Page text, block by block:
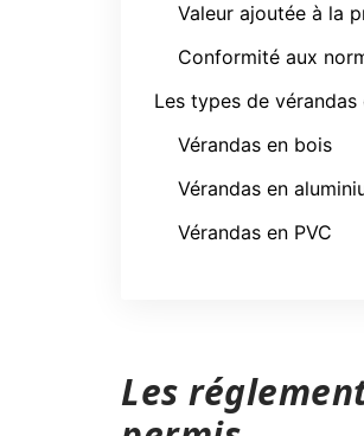
Valeur ajoutée à la
Conformité aux
Les types de
Vérandas en bois
Vérandas en
Vérandas en PVC
Les